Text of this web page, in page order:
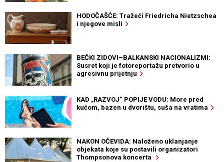
HODOČAŠĆE: Tražeći Friedricha Nietzschea
i njegove misli
BEČKI ZIDOVI–BALKANSKI NACIONALIZMI:
Susret koji je fotoreportažu pretvorio u
agresivnu prijetnju
KAD „RAZVOJ“ POPIJE VODU: More pred
kućom, bazen u dvorištu, suša na vratima
NAKON OČEVIDA: Naloženo uklanjanje
objekata koje su postavili organizatori
Thompsonova koncerta